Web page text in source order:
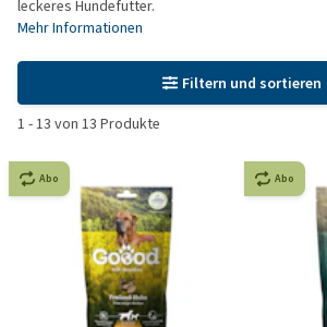
leckeres Hundefutter.
Mehr Informationen
Filtern und sortieren
1 -13 von 13 Produkte
Abo Abo